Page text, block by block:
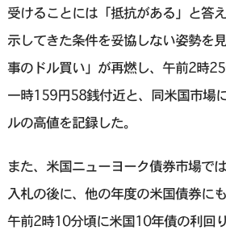
受けることには「抵抗がある」と答
示してきた条件を妥協しない姿勢を
事のドル買い」が再燃し、午前2時
一時159円58銭付近と、同米国市場
ルの高値を記録した。
また、米国ニューヨーク債券市場で
入札の後に、他の年度の米国債券に
午前2時10分頃に米国10年債の利回